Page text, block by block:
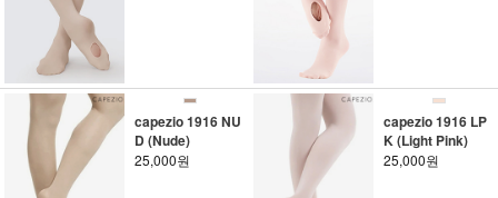
capezio 1916 NU
D (Nude)
25,000원
capezio 1916 LP
K (Light Pink)
25,000원